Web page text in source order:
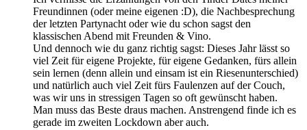
Freundinnen (oder meine eigenen :D), die Nachbesprechung
der letzten Partynacht oder wie du schon sagst den
klassischen Abend mit Freunden & Vino.
Und dennoch wie du ganz richtig sagst: Dieses Jahr lässt so
viel Zeit für eigene Projekte, für eigene Gedanken, fürs allein
sein lernen (denn allein und einsam ist ein Riesenunterschied)
und natürlich auch viel Zeit fürs Faulenzen auf der Couch,
was wir uns in stressigen Tagen so oft gewünscht haben.
Man muss das Beste draus machen. Anstrengend finde ich es
gerade im zweiten Lockdown aber auch.